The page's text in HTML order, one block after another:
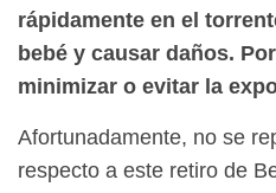
rápidamente en el
bebé y causar daños.
minimizar o evitar la
Afortunadamente, no se
respecto a este retiro de